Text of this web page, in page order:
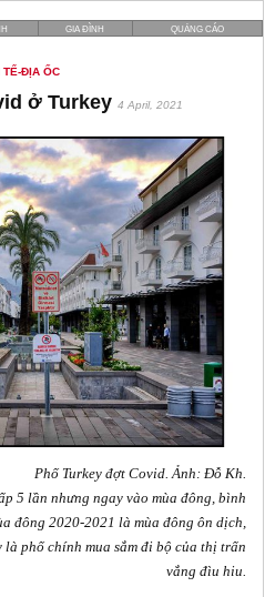
GIA ĐÌNH QUẢNG CÁO
TẾ-ĐỊA ỐC
ở Turkey 4 April, 2021
Phố Turkey đợt Covid. Ảnh: Đỗ Kh.
5 lần nhưng ngay vào mùa đông, bình
đông 2020-2021 là mùa đông ôn dịch,
phố chính mua sắm đi bộ của thị trấn
vắng đìu hiu.